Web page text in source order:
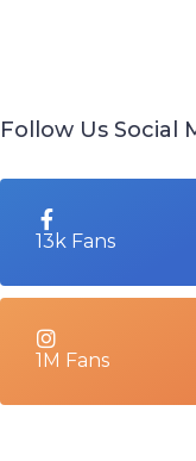
Follow Us Social
13k Fans
1M Fans